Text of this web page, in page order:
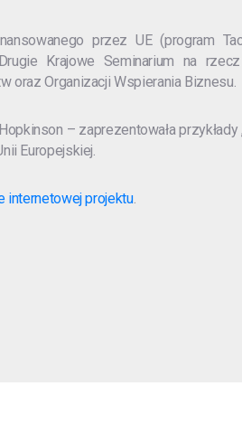
przez UE (program
Krajowe Seminarium na
oraz Organizacji Wspierania Biznesu.
– zaprezentowała
Europejskiej.
internetowej projektu.